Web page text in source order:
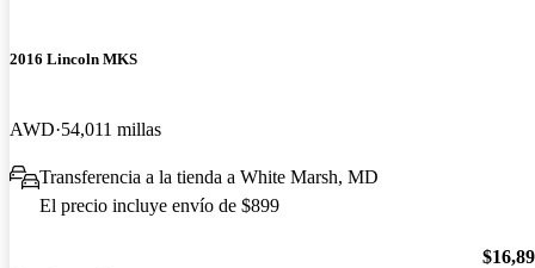
2016 Lincoln MKS
AWD 54,011 millas
Transferencia a la tienda a White Marsh, MD
El precio incluye envío de $899